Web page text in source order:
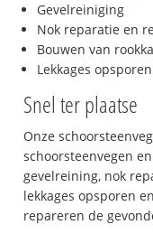
Gevelreiniging
Nok reparatie en
Bouwen van
Lekkages
Snel ter plaatse
Onze
schoorsteenvegen
gevelreining, nok
lekkages opsporen
repareren de